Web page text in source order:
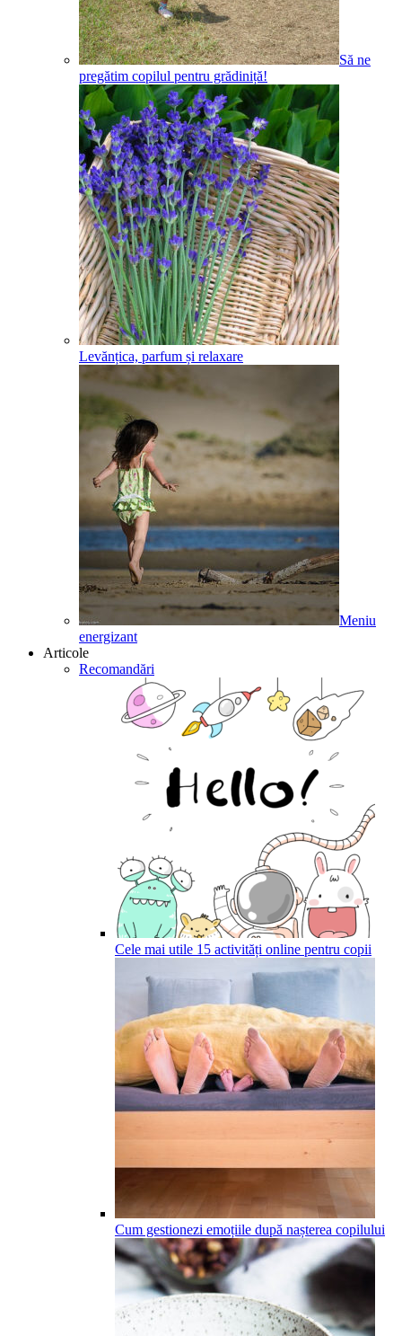
Să ne
pregătim copilul pentru grădiniță!
Levănțica, parfum și relaxare
Meniu
energizant
Articole
Recomandări
Cele mai utile 15 activități online pentru copii
Cum gestionezi emoțiile după nașterea copilului